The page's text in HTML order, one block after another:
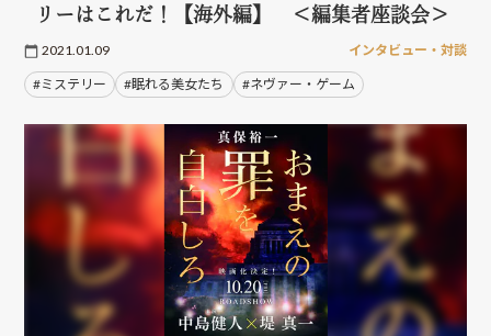
リーはこれだ！【海外編】 ＜編集者座談会＞
2021.01.09 インタビュー・対談
#ミステリー #眠れる美女たち #ネヴァー・ゲーム